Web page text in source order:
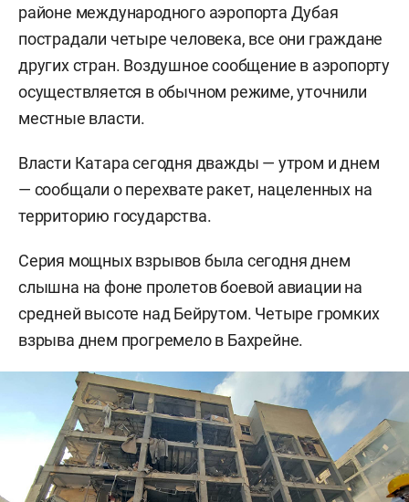
районе международного аэропорта Дубая
пострадали четыре человека, все они граждане
других стран. Воздушное сообщение в аэропорту
осуществляется в обычном режиме, уточнили
местные власти.
Власти Катара сегодня дважды — утром и днем
— сообщали о перехвате ракет, нацеленных на
территорию государства.
Серия мощных взрывов была сегодня днем
слышна на фоне пролетов боевой авиации на
средней высоте над Бейрутом. Четыре громких
взрыва днем прогремело в Бахрейне.